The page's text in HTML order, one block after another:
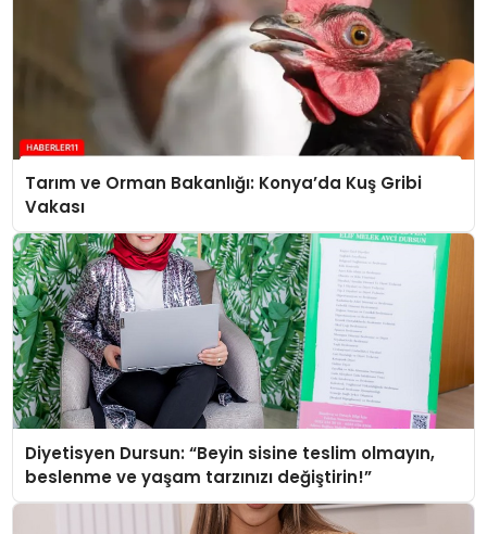
Tarım ve Orman Bakanlığı: Konya’da Kuş Gribi
Vakası
Diyetisyen Dursun: “Beyin sisine teslim olmayın,
beslenme ve yaşam tarzınızı değiştirin!”